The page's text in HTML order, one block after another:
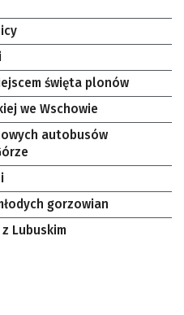
święta plonów
we Wschowie
autobusów
gorzowian
Lubuskim